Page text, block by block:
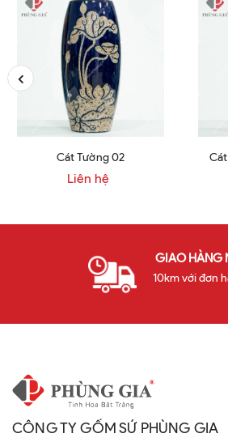
Cát Tường 02
Liên hệ
GIAO HÀNG
10km với đơn
CÔNG TY GỐM SỨ PHÙNG GIA